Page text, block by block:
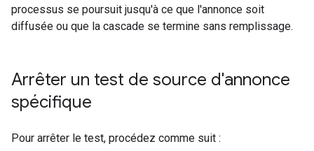
processus se poursuit jusqu'à ce que l'annonce soit
diffusée ou que la cascade se termine sans remplissage.
Arrêter un test de source d'annonce
spécifique
Pour arrêter le test, procédez comme suit :